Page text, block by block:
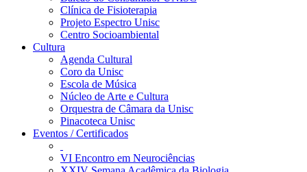
Clínica de Fisioterapia
Projeto Espectro Unisc
Centro Socioambiental
Cultura
Agenda Cultural
Coro da Unisc
Escola de Música
Núcleo de Arte e Cultura
Orquestra de Câmara da Unisc
Pinacoteca Unisc
Eventos / Certificados
VI Encontro em Neurociências